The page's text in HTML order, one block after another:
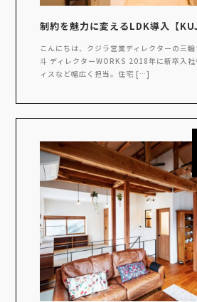
制約を魅力に変えるLDK導入【
こんにちは、クジラ営業ディレクターの三
斗 ディレクターWORKS 2018年に新卒入
ィスなど幅広く担当。住宅 […]